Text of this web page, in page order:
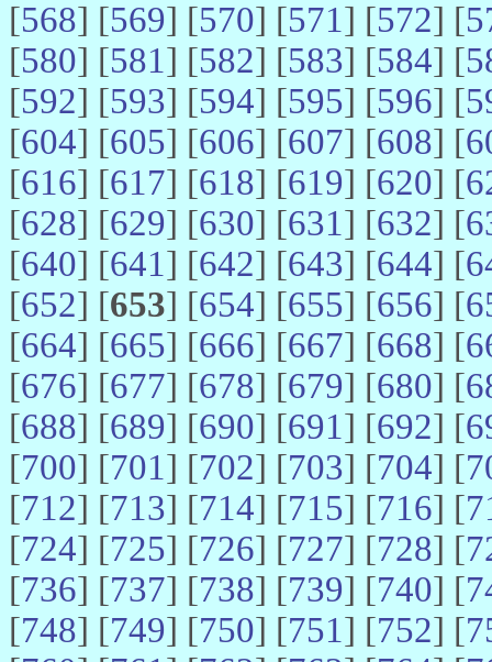
[568] [569] [570] [571] [572] [
[580] [581] [582] [583] [584] [
[592] [593] [594] [595] [596] [
[604] [605] [606] [607] [608] [
[616] [617] [618] [619] [620] [
[628] [629] [630] [631] [632] [
[640] [641] [642] [643] [644] [
[652] [653] [654] [655] [656] [
[664] [665] [666] [667] [668] [
[676] [677] [678] [679] [680] [
[688] [689] [690] [691] [692] [
[700] [701] [702] [703] [704] [
[712] [713] [714] [715] [716] [
[724] [725] [726] [727] [728] [
[736] [737] [738] [739] [740] [
[748] [749] [750] [751] [752] [